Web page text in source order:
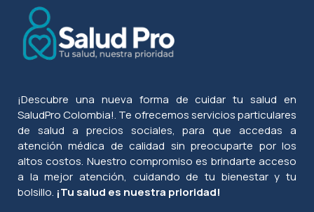
¡Descubre una nueva forma de cuidar tu salud en
SaludPro Colombia!. Te ofrecemos servicios particulares
de salud a precios sociales, para que accedas a
atención médica de calidad sin preocuparte por los
altos costos. Nuestro compromiso es brindarte acceso
a la mejor atención, cuidando de tu bienestar y tu
bolsillo. ¡Tu salud es nuestra prioridad!